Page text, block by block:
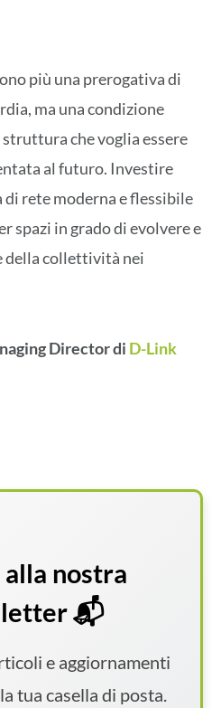
più una prerogativa di
ma una condizione
che voglia essere
al futuro. Investire
rete moderna e flessibile
spazi in grado di evolvere e
della collettività nei
Director di D-Link
nostra
📬
e aggiornamenti
tua casella di posta.